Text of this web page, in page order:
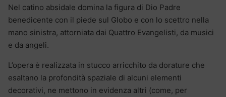
Nel catino absidale domina la figura di Dio Padre
benedicente con il piede sul Globo e con lo scettro nella
mano sinistra, attorniata dai Quattro Evangelisti, da musici
e da angeli.
L’opera è realizzata in stucco arricchito da dorature che
esaltano la profondità spaziale di alcuni elementi
decorativi, ne mettono in evidenza altri (come, per